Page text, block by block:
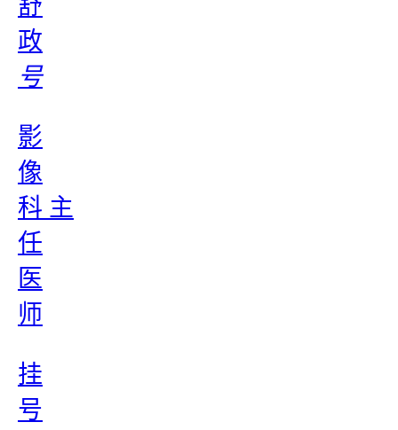
舒
政
号
影
像
科 主
任
医
师
挂
号